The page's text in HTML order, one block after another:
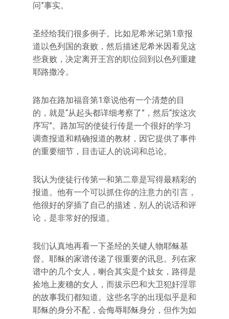
问”事实。
圣经给我们很多例子。比如尼希米记第1章报
道以色列国的衰败，然后描述尼希米因看见这
些衰败，决定离开王宫的职位回到以色列重建
耶路撒冷。
路加在路加福音第1章说他有一个清楚的目
的，就是“从起头都详细考察了”，然后“按这次
序写”。路加写的使徒行传是一个很好的学习
调查报道和精确报道的教材，因它提供了事件
的重要细节，目击证人的说词和总论。
我认为使徒行传第一和第二章是写得最精彩的
报道。他有一个可以抓住你的注意力的引言，
他很好的穿插了自己的描述，别人的说话和评
论，是非常好的报道。
我们认真地再看一下圣经的关键人物耶稣基
督。耶稣的家谱传递了很重要的讯息。列在家
谱中的几个女人，喇合其实是个妓女，路得是
捡地上麦穗的女人，而拔示巴和大卫犯奸淫罪
的故事我们都知道。这些名字的出现似乎是和
耶稣的身分不配，会侮辱耶稣身分，但作为如